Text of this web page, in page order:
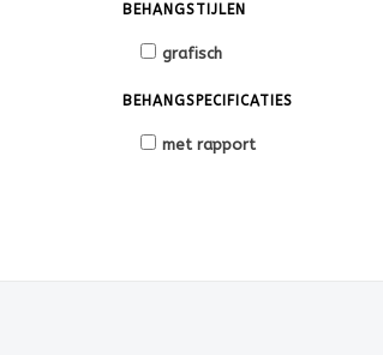
BEHANGSTIJLEN
grafisch
BEHANGSPECIFICATIES
met rapport